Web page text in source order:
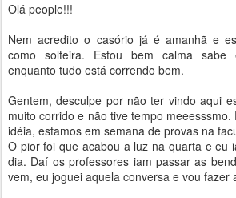
Olá people!!!
Nem acredito o casório já é amanhã e
como solteira. Estou bem calma
enquanto tudo está correndo bem.
Gentem, desculpe por não ter vindo aqui
muito corrido e não tive tempo
idéia, estamos em semana de provas na
O pior foi que acabou a luz na quarta e eu
dia. Daí os professores iam passar as
vem, eu joguei aquela conversa e vou fazer